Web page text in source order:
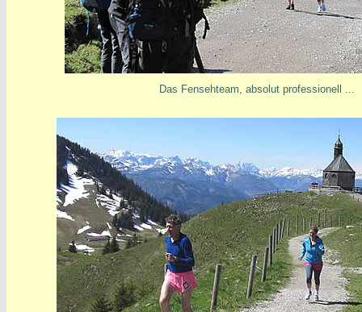
Das Fensehteam, absolut professionell ...